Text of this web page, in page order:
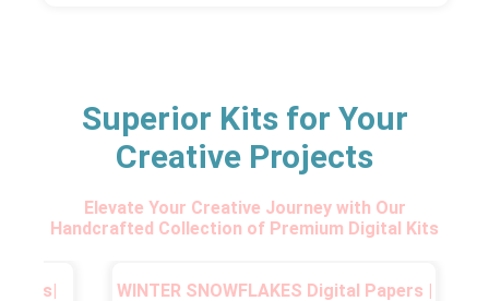
Superior Kits for Your
Creative Projects
Elevate Your Creative Journey with Our
Handcrafted Collection of Premium Digital Kits
WINTER SNOWFLAKES Digital Papers |